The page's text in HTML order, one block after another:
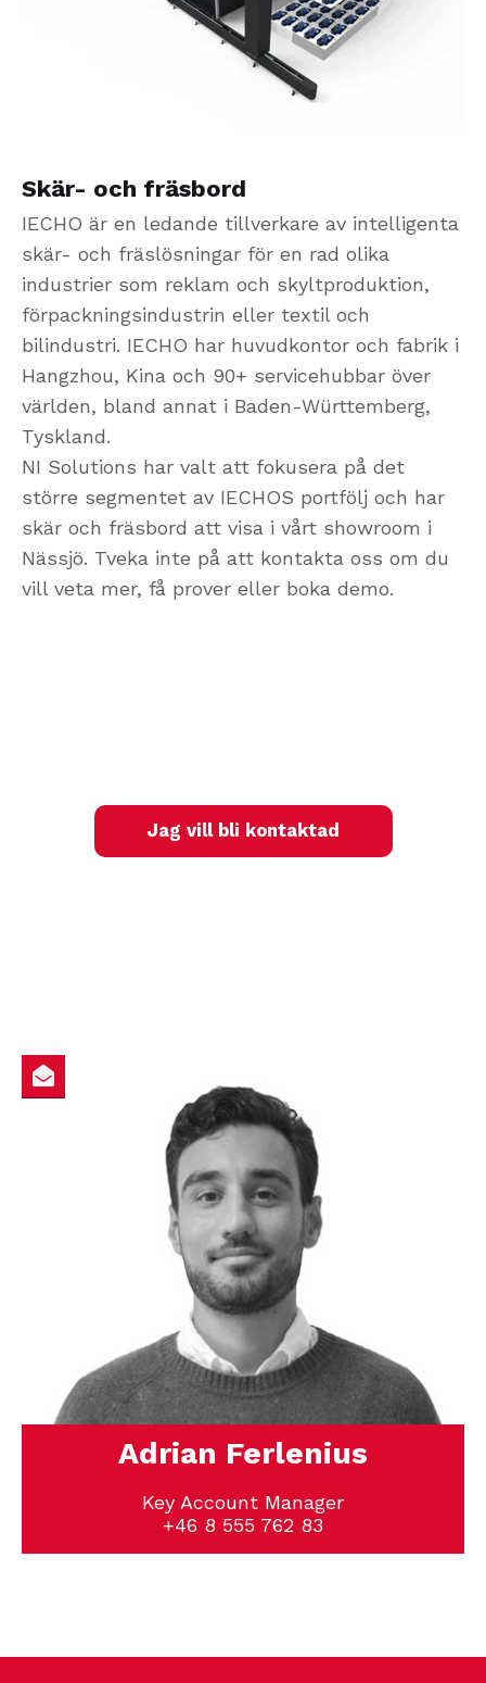
Skär- och fräsbord
IECHO är en ledande tillverkare av intelligenta
skär- och fräslösningar för en rad olika
industrier som reklam och skyltproduktion,
förpackningsindustrin eller textil och
bilindustri. IECHO har huvudkontor och fabrik i
Hangzhou, Kina och 90+ servicehubbar över
världen, bland annat i Baden-Württemberg,
Tyskland.
NI Solutions har valt att fokusera på det
större segmentet av IECHOS portfölj och har
skär och fräsbord att visa i vårt showroom i
Nässjö. Tveka inte på att kontakta oss om du
vill veta mer, få prover eller boka demo.
Jag vill bli kontaktad
Adrian Ferlenius
Key Account Manager
+46 8 555 762 83